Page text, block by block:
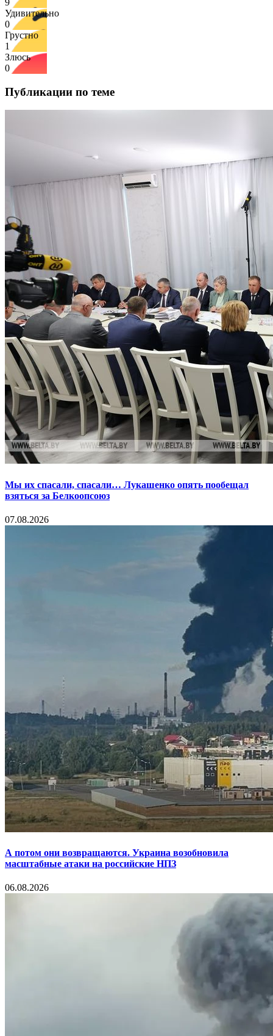
Удивительно
0
Грустно
1
Злюсь
0
Публикации по теме
Мы их спасали, спасали… Лукашенко опять пообещал
взяться за Белкоопсоюз
07.08.2026
А потом они возвращаются. Украина возобновила
масштабные атаки на российские НПЗ
06.08.2026